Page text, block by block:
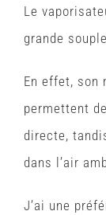
Le
grande
En effet, son
permettent
directe,
dans l’air
J’ai une